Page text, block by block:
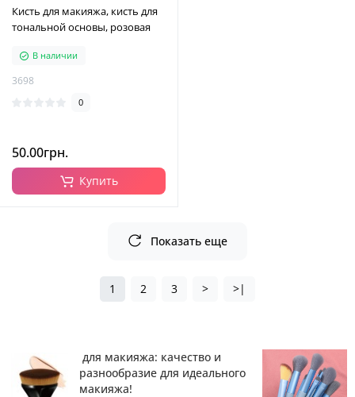
Кисть для макияжа, кисть для
тональной основы, розовая
В наличии
3698
0
50.00грн.
Купить
Показать еще
1 2 3 > >|
для макияжа: качество и
разнообразие для идеального
макияжа!